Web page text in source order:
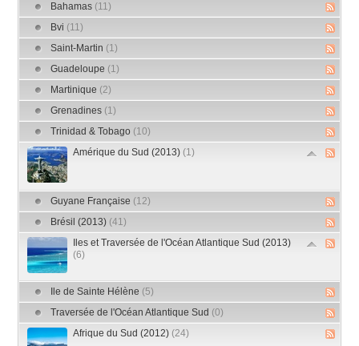
Bahamas (11)
Bvi (11)
Saint-Martin (1)
Guadeloupe (1)
Martinique (2)
Grenadines (1)
Trinidad & Tobago (10)
Amérique du Sud (2013) (1)
Guyane Française (12)
Brésil (2013) (41)
Iles et Traversée de l'Océan Atlantique Sud (2013)
(6)
Ile de Sainte Hélène (5)
Traversée de l'Océan Atlantique Sud (0)
Afrique du Sud (2012) (24)